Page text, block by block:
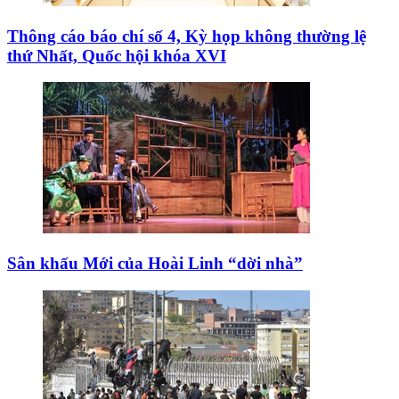
Thông cáo báo chí số 4, Kỳ họp không thường lệ
thứ Nhất, Quốc hội khóa XVI
Sân khấu Mới của Hoài Linh “dời nhà”